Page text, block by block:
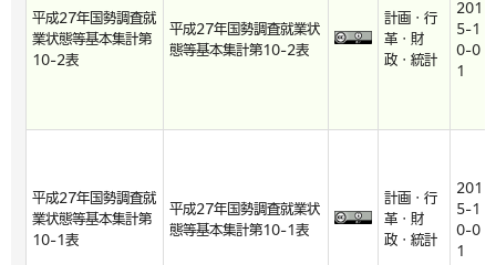
平成27年国勢調査就
業状態等基本集計第
10-2表
平成27年国勢調査就業状
態等基本集計第10-2表
計画・行
革・財
政・統計
201
5-1
0-0
1
平成27年国勢調査就
業状態等基本集計第
10-1表
平成27年国勢調査就業状
態等基本集計第10-1表
計画・行
革・財
政・統計
201
5-1
0-0
1